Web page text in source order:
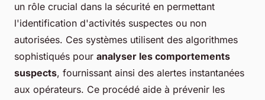
un rôle crucial dans la sécurité en permettant
l'identification d'activités suspectes ou non
autorisées. Ces systèmes utilisent des algorithmes
sophistiqués pour analyser les comportements
suspects, fournissant ainsi des alertes instantanées
aux opérateurs. Ce procédé aide à prévenir les